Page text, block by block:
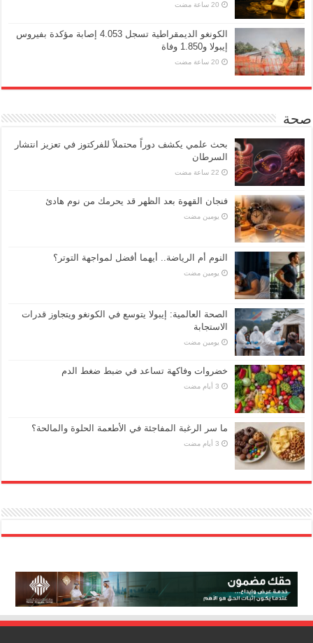
الكونغو الديمقراطية تسجل 4.053 إصابة مؤكدة بفيروس
إيبولا و1.850 وفاة
صحة
بحث علمي يكشف دوراً محتملاً للفركتوز في تعزيز انتشار
السرطان
فنجان القهوة بعد الظهر قد يحرمك من نوم هادئ
‏يومين مضت
النوم أم الرياضة.. أيهما أفضل لمواجهة التوتر؟
‏يومين مضت
الصحة العالمية: إيبولا يتوسع في الكونغو ويتجاوز قدرات
الاستجابة
‏يومين مضت
خضروات وفاكهة تساعد في ضبط ضغط الدم
ما سر الرغبة المفاجئة في الأطعمة الحلوة والمالحة؟